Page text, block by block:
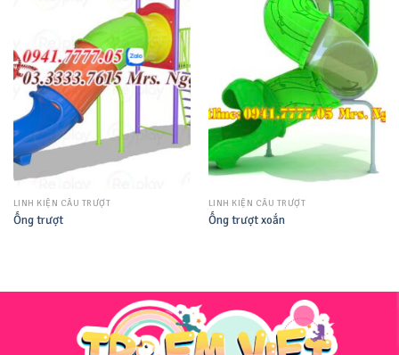
LINH KIỆN CẦU TRƯỢT
Ống trượt
LINH KIỆN CẦU TRƯỢT
Ống trượt xoắn